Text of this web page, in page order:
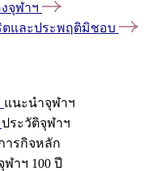
จุฬาฯ
ตและประพฤติมิชอบ
แนะนำจุฬาฯ
ประวัติจุฬาฯ
ารกิจหลัก
ฬาฯ 100 ปี